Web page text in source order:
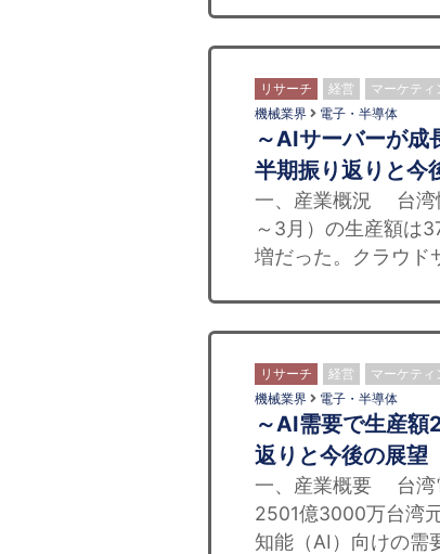
リサーチ 経営 マーケティ
機械業界 電子・半導体
～AIサーバーが
半期振り返りと今
一、産業概況 台湾
～3月）の生産額は
増だった。クラウ
リサーチ 経営 マーケティ
機械業界 電子・半導体
～AI需要で生産額
返りと今後の展望
一、産業概要 台湾
2501億3000万台湾
知能（AI）向けの